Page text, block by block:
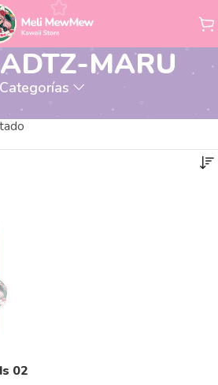
MARU
Categorías
“BAD BADTZ-MARU”
02